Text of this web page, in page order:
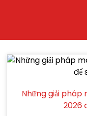
Những giải pháp
2026